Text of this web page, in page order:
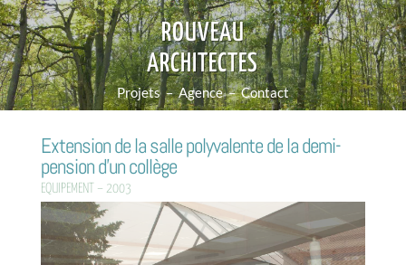
ROUVEAU
ARCHITECTES
Projets–Agence–Contact
Extension de la salle polyvalente de la demi-
pension d’un collège
EQUIPEMENT – 2003